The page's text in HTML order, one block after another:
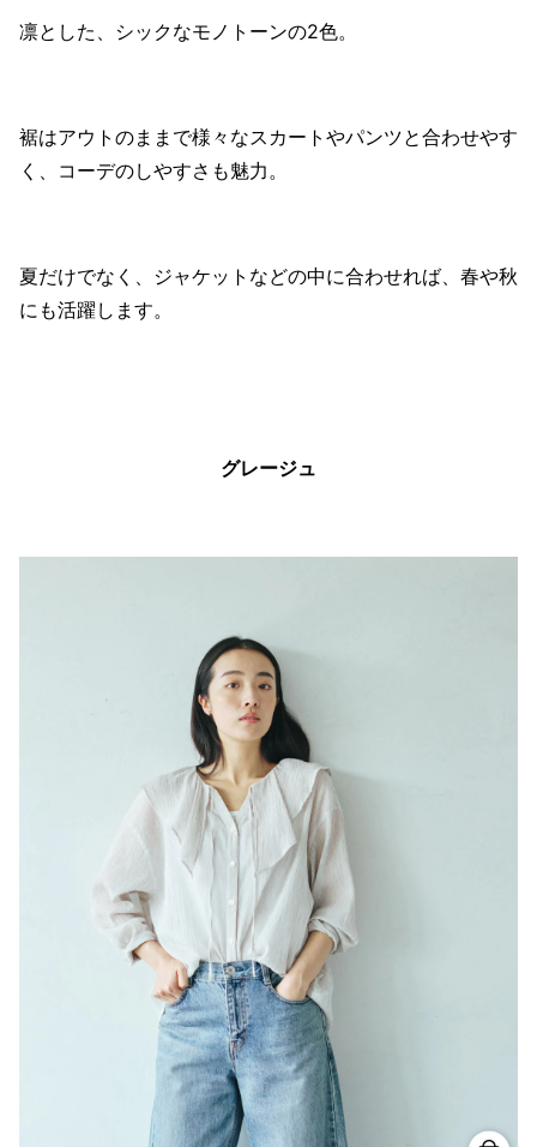
凛とした、シックなモノトーンの2色。
裾はアウトのままで様々なスカートやパンツと合わせやす
く、コーデのしやすさも魅力。
夏だけでなく、ジャケットなどの中に合わせれば、春や秋
にも活躍します。
グレージュ